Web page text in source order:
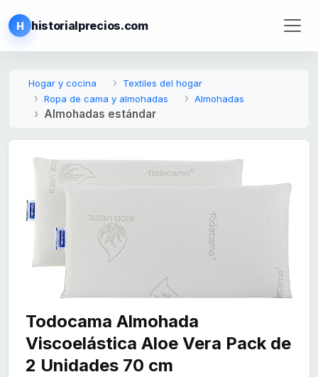
H historialprecios.com
Hogar y cocina
Textiles del hogar
Ropa de cama y almohadas
Almohadas
Almohadas estándar
Todocama Almohada
Viscoelástica Aloe Vera Pack de
2 Unidades 70 cm